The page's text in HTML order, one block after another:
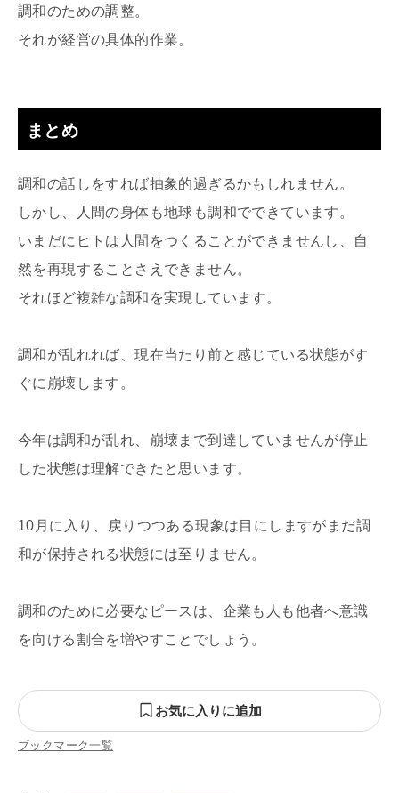
調和のための調整。
それが経営の具体的作業。
まとめ
調和の話しをすれば抽象的過ぎるかもしれません。
しかし、人間の身体も地球も調和でできています。
いまだにヒトは人間をつくることができませんし、自
然を再現することさえできません。
それほど複雑な調和を実現しています。
調和が乱れれば、現在当たり前と感じている状態がす
ぐに崩壊します。
今年は調和が乱れ、崩壊まで到達していませんが停止
した状態は理解できたと思います。
10月に入り、戻りつつある現象は目にしますがまだ調
和が保持される状態には至りません。
調和のために必要なピースは、企業も人も他者へ意識
を向ける割合を増やすことでしょう。
お気に入りに追加
ブックマーク一覧